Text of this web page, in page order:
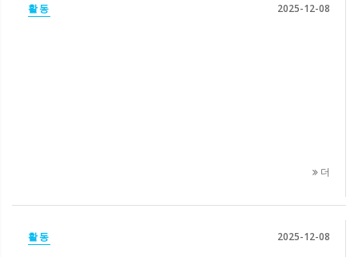
활동 2025-12-08
더
활동 2025-12-08